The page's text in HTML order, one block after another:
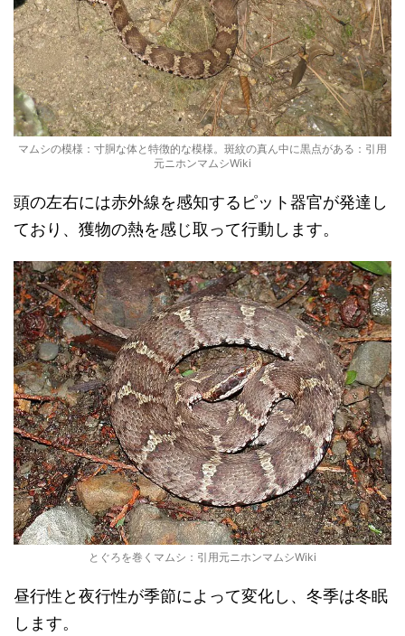
マムシの模様：寸胴な体と特徴的な模様。斑紋の真ん中に黒点がある：引用
元ニホンマムシWiki
頭の左右には赤外線を感知するピット器官が発達し
ており、獲物の熱を感じ取って行動します。
とぐろを巻くマムシ：引用元ニホンマムシWiki
昼行性と夜行性が季節によって変化し、冬季は冬眠
します。